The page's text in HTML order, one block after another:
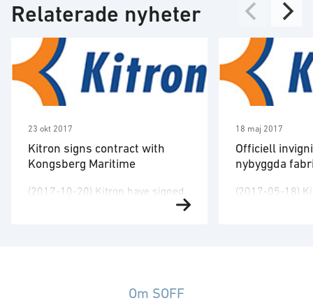
Relaterade nyheter
23 okt 2017
Kitron signs contract with
Kongsberg Maritime
(2017-10-20) Kitron have signed
with KONGSBERG. Kitron will
18 maj 2017
Officiell
nybyggda
(2017-05-18)
Om SOFF